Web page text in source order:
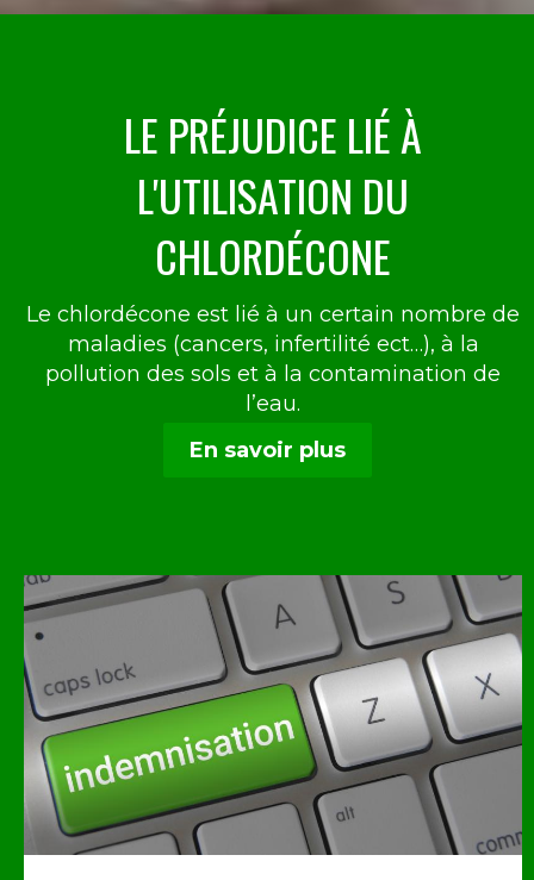
LE PRÉJUDICE LIÉ À
L'UTILISATION DU
CHLORDÉCONE
Le chlordécone est lié à un certain nombre de
maladies (cancers, infertilité ect…), à la
pollution des sols et à la contamination de
l’eau.
En savoir plus